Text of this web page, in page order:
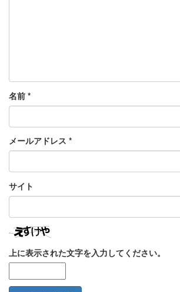
名前 *
メールアドレス *
サイト
上に表示された文字を入力してください。